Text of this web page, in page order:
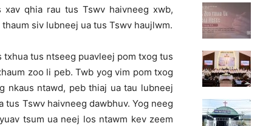
qhia rau tus Tswv haivneeg xwb,
siv lubneej ua tus Tswv haujlwm.
tus ntseeg puavleej pom txog tus
zoo li peb. Twb yog vim pom txog
nkaus ntawd, peb thiaj ua tau lubneej
Tswv haivneeg dawbhuv. Yog neeg
tsum ua neej los ntawm kev zeem